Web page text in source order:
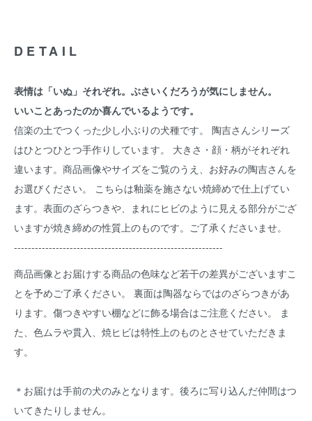
DETAIL
表情は「いぬ」それぞれ。ぶさいくだろうが気にしません。
いいことあったのか喜んでいるようです。
信楽の土でつくった少し小ぶりの犬種です。 陶吉さんシリーズ
はひとつひとつ手作りしています。 大きさ・顔・柄がそれぞれ
違います。商品画像やサイズをご覧のうえ、お好みの陶吉さんを
お選びください。 こちらは釉薬を施さない焼締めで仕上げてい
ます。表面のざらつきや、まれにヒビのように見える部分がござ
いますが焼き締めの性質上のものです。ご了承くださいませ。
------------------------------------------------------------
商品画像とお届けする商品の色味など若干の差異がございますこ
とを予めご了承ください。 裏面は陶器ならではのざらつきがあ
ります。傷つきやすい棚などに飾る場合はご注意ください。 ま
た、色ムラや貫入、焼ヒビは特性上のものとさせていただきま
す。
＊お届けは手前の犬のみとなります。後ろに写り込んだ仲間はつ
いてきたりしません。